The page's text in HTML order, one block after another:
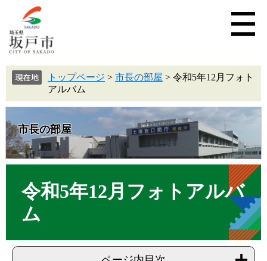
トップページ > 市長の部屋 > 令和5年12月フォト
アルバム
市長の部屋
令和5年12月フォトアルバ
ム